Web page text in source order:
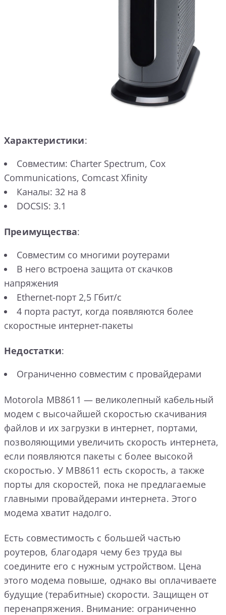
Характеристики:
Совместим: Charter Spectrum, Cox
Communications, Comcast Xfinity
Каналы: 32 на 8
DOCSIS: 3.1
Преимущества:
Совместим со многими роутерами
В него встроена защита от скачков
напряжения
Ethernet-порт 2,5 Гбит/с
4 порта растут, когда появляются более
скоростные интернет-пакеты
Недостатки:
Ограниченно совместим с провайдерами
Motorola MB8611 — великолепный кабельный
модем с высочайшей скоростью скачивания
файлов и их загрузки в интернет, портами,
позволяющими увеличить скорость интернета,
если появляются пакеты с более высокой
скоростью. У MB8611 есть скорость, а также
порты для скоростей, пока не предлагаемые
главными провайдерами интернета. Этого
модема хватит надолго.
Есть совместимость с большей частью
роутеров, благодаря чему без труда вы
соедините его с нужным устройством. Цена
этого модема повыше, однако вы оплачиваете
будущие (терабитные) скорости. Защищен от
перенапряжения. Внимание: ограниченно